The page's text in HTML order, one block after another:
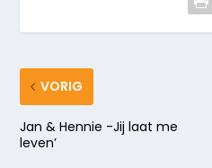
VORIG
Jan & Hennie -Jij laat me
leven’